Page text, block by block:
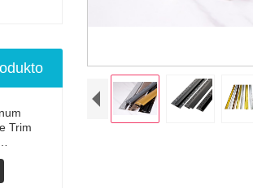
Trim